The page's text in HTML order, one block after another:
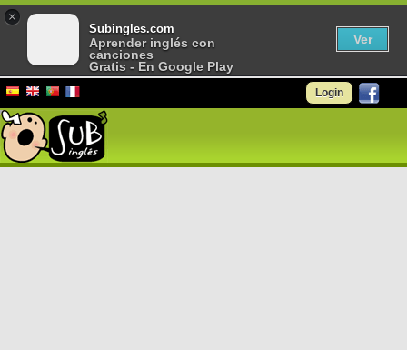
Login
×
Subingles.com
Aprender inglés con
canciones
Gratis - En Google Play
Ver